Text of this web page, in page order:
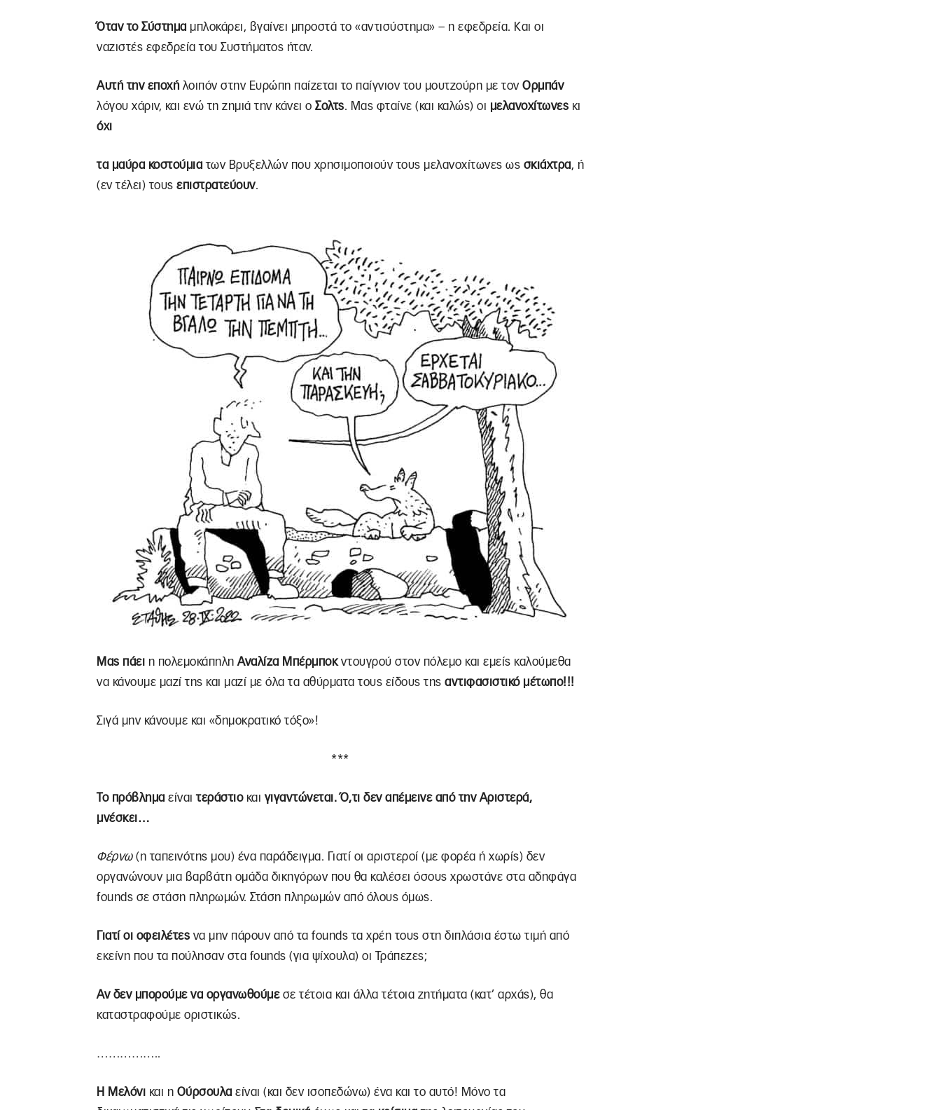
Όταν το Σύστημα μπλοκάρει, βγαίνει μπροστά το «αντισύστημα» – η εφεδρεία. Και οι
ναζιστές εφεδρεία του Συστήματος ήταν.
Αυτή την εποχή λοιπόν στην Ευρώπη παίζεται το παίγνιον του μουτζούρη με τον Ορμπάν
λόγου χάριν, και ενώ τη ζημιά την κάνει ο Σολτς. Μας φταίνε (και καλώς) οι μελανοχίτωνες κι
όχι
τα μαύρα κοστούμια των Βρυξελλών που χρησιμοποιούν τους μελανοχίτωνες ως σκιάχτρα, ή
(εν τέλει) τους επιστρατεύουν.
Μας πάει η πολεμοκάπηλη Αναλίζα Μπέρμποκντουγρού στον πόλεμο και εμείς καλούμεθα
να κάνουμε μαζί της και μαζί με όλα τα αθύρματα τους είδους της αντιφασιστικό μέτωπο!!!
Σιγά μην κάνουμε και «δημοκρατικό τόξο»!
***
Το πρόβλημα είναιτεράστιοκαι γιγαντώνεται. Ό,τι δεν απέμεινε από την Αριστερά,
μνέσκει…
Φέρνω(η ταπεινότης μου) ένα παράδειγμα. Γιατί οι αριστεροί (με φορέα ή χωρίς) δεν
οργανώνουν μια βαρβάτη ομάδα δικηγόρων που θα καλέσει όσους χρωστάνε στα αδηφάγα
founds σε στάση πληρωμών. Στάση πληρωμών από όλους όμως.
Γιατί οι οφειλέτες να μην πάρουν από τα founds τα χρέη τους στη διπλάσια έστω τιμή από
εκείνη που τα πούλησαν στα founds (για ψίχουλα) οι Τράπεζες;
Αν δεν μπορούμε να οργανωθούμεσε τέτοια και άλλα τέτοια ζητήματα (κατ’ αρχάς), θα
καταστραφούμε οριστικώς.
……………..
Η Μελόνι και η Ούρσουλα είναι (και δεν ισοπεδώνω) ένα και το αυτό! Μόνο τα